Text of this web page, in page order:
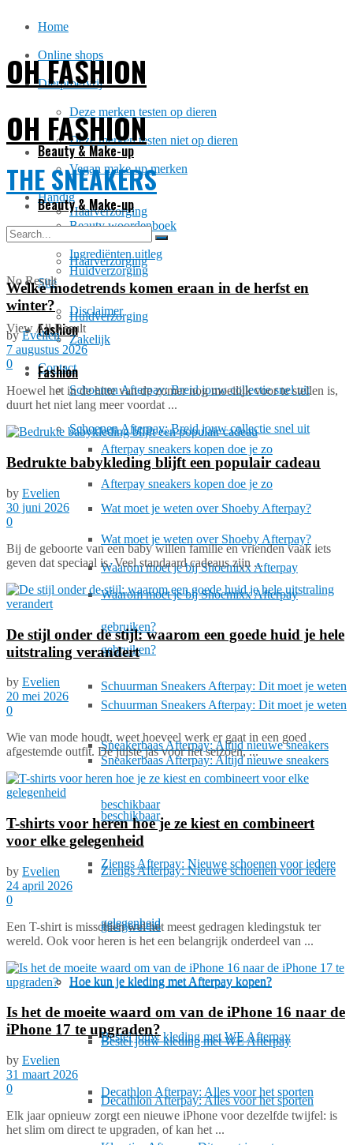
Home
Online shops
Dierproefvrij
Deze merken testen op dieren
Deze merken testen niet op dieren
Vegan make-up merken
Handig
Beauty woordenboek
Ingrediënten uitleg
Site
Disclaimer
Zakelijk
Contact
OH FASHION
Beauty & Make-up
Haarverzorging
Huidverzorging
Fashion
Schoenen Afterpay: Breid jouw collectie snel uit
Afterpay sneakers kopen doe je zo
Wat moet je weten over Shoeby Afterpay?
Waarom moet je bij Shoemixx Afterpay
gebruiken?
Schuurman Sneakers Afterpay: Dit moet je weten
Sneakerbaas Afterpay: Altijd nieuwe sneakers
beschikbaar
Ziengs Afterpay: Nieuwe schoenen voor iedere
gelegenheid
Hoe kun je kleding met Afterpay kopen?
Bestel jouw kleding met WE Afterpay
Decathlon Afterpay: Alles voor het sporten
OH FASHION
Beauty & Make-up
Haarverzorging
Huidverzorging
Fashion
Schoenen Afterpay: Breid jouw collectie snel uit
Afterpay sneakers kopen doe je zo
Wat moet je weten over Shoeby Afterpay?
Waarom moet je bij Shoemixx Afterpay
gebruiken?
Schuurman Sneakers Afterpay: Dit moet je weten
Sneakerbaas Afterpay: Altijd nieuwe sneakers
beschikbaar
Ziengs Afterpay: Nieuwe schoenen voor iedere
gelegenheid
Hoe kun je kleding met Afterpay kopen?
Bestel jouw kleding met WE Afterpay
Decathlon Afterpay: Alles voor het sporten
THE SNEAKERS
No Result
View All Result
Welke modetrends komen eraan in de herfst en
winter?
by Evelien
7 augustus 2026
0
Hoewel het in de hitte van de zomer nog moeilijk voor te stellen is,
duurt het niet lang meer voordat ...
Bedrukte babykleding blijft een populair cadeau
by Evelien
30 juni 2026
0
Bij de geboorte van een baby willen familie en vrienden vaak iets
geven dat speciaal is. Veel standaard cadeaus zijn ...
De stijl onder de stijl: waarom een goede huid je hele
uitstraling verandert
by Evelien
20 mei 2026
0
Wie van mode houdt, weet hoeveel werk er gaat in een goed
afgestemde outfit. De juiste jas voor het seizoen, ...
T-shirts voor heren hoe je ze kiest en combineert
voor elke gelegenheid
by Evelien
24 april 2026
0
Een T-shirt is misschien wel het meest gedragen kledingstuk ter
wereld. Ook voor heren is het een belangrijk onderdeel van ...
Is het de moeite waard om van de iPhone 16 naar de
iPhone 17 te upgraden?
by Evelien
31 maart 2026
0
Elk jaar opnieuw zorgt een nieuwe iPhone voor dezelfde twijfel: is
het slim om direct te upgraden, of kan het ...